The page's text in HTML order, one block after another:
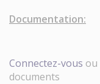
Documentation:
Connectez-vous ou
documents